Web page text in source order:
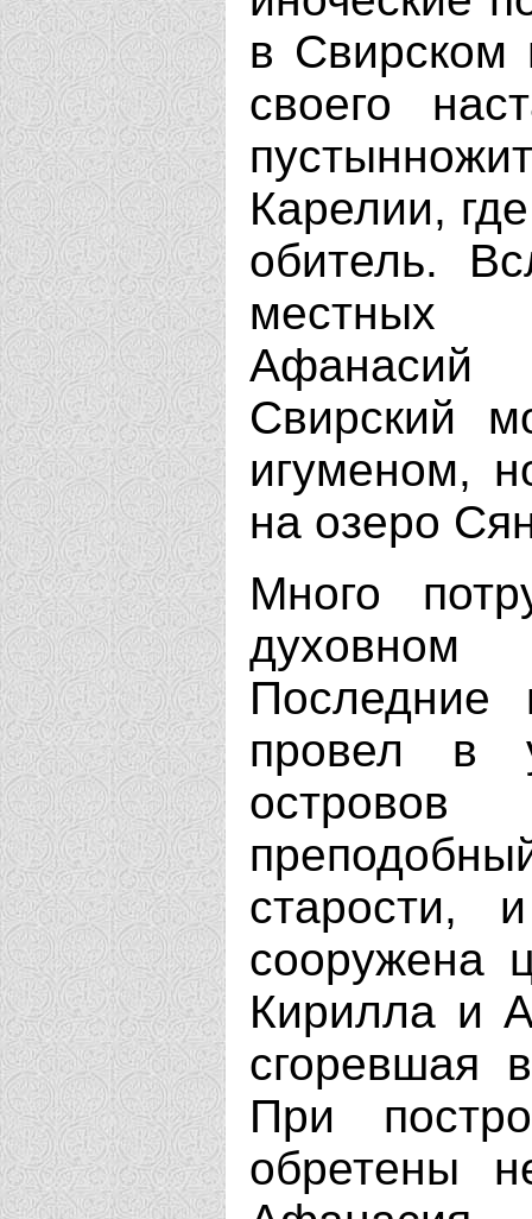
в Свирском
своего
Карелии,
обитель.
местных
Афанасий
Свирский
игуменом,
на озеро
Много
Последние
провел в
старости,
сооружена
Кирилла и
сгоревшая
При
обретены